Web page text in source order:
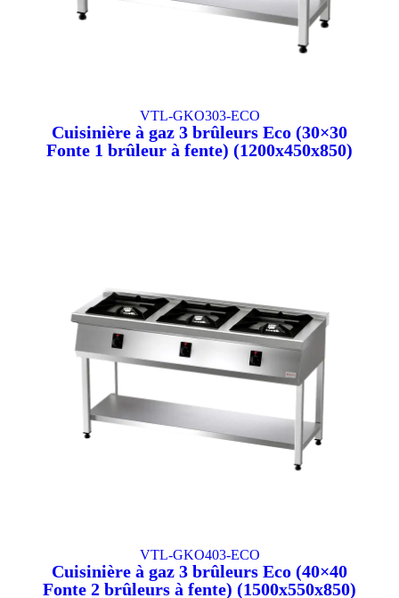
VTL-GKO303-ECO
Cuisinière à gaz 3 brûleurs Eco (30×30
Fonte 1 brûleur à fente) (1200x450x850)
VTL-GKO403-ECO
Cuisinière à gaz 3 brûleurs Eco (40×40
Fonte 2 brûleurs à fente) (1500x550x850)